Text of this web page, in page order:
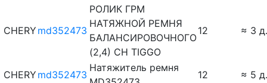
CHERY md352473
РОЛИК ГРМ
НАТЯЖНОЙ РЕМНЯ
БАЛАНСИРОВОЧНОГО
(2,4) CH TIGGO
12 ≈ 3 д.
CHERY md352473
Натяжитель ремня
12 ≈ 5 д.